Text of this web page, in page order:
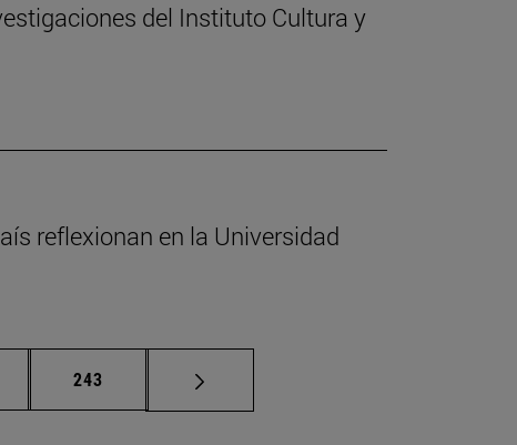
del Instituto Cultura y
reflexionan en la Universidad
intermedias Use TAB para desplazarse.
Página
243